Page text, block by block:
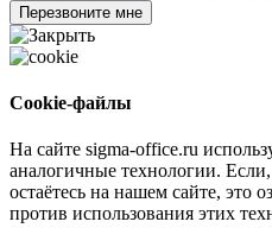
Перезвоните мне
Cookie-файлы
На сайте sigma-office.ru
аналогичные технологии.
остаётесь на нашем сайте, это
против использования этих